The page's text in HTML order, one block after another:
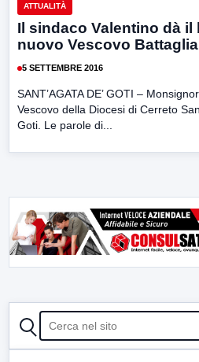
ATTUALITÀ
Il sindaco Valentino dà il
nuovo Vescovo Battaglia
5 SETTEMBRE 2016
SANT’AGATA DE’ GOTI –
Vescovo della Diocesi di Cerreto
Goti. Le parole di...
CERCA